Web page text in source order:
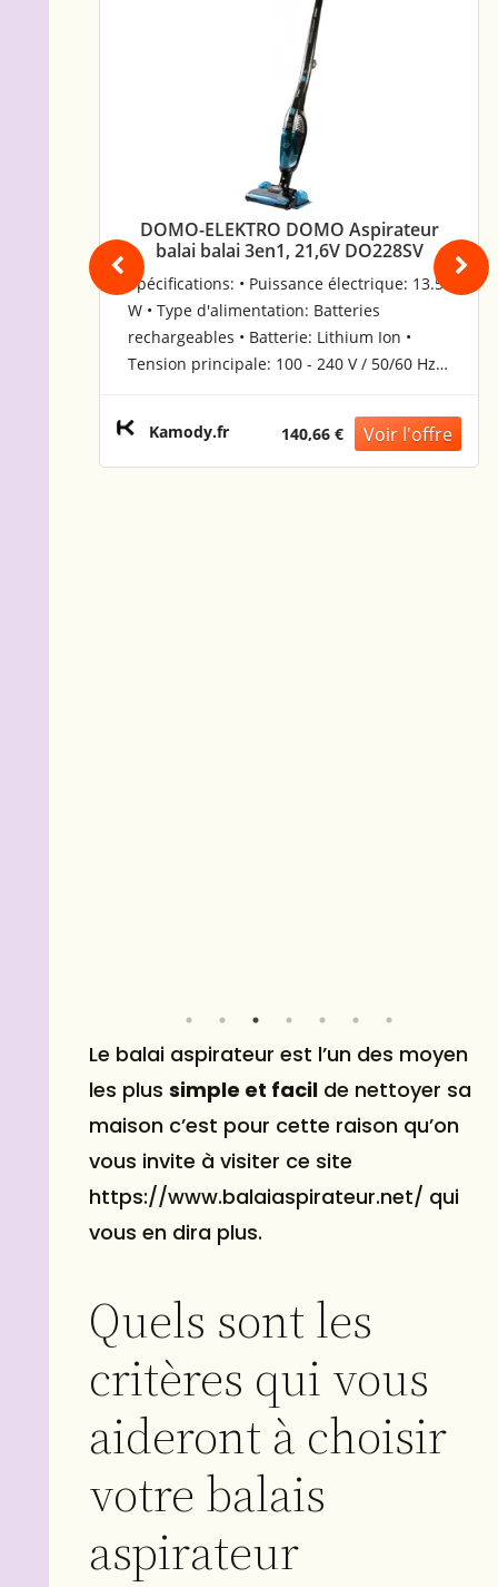
DOMO-ELEKTRO DOMO Aspirateur
balai balai 3en1, 21,6V DO228SV
Spécifications: • Puissance électrique: 13.5
W • Type d'alimentation: Batteries
rechargeables • Batterie: Lithium Ion •
Tension principale: 100 - 240 V / 50/60 Hz •
Tension de la batterie: 21.6 V • Autonomie
de fonctionnement: 50 min • Collecte des
poussieres: Sans sac • Capacité du
Kamody.fr 140,66 €
Le balai aspirateur est l’un des moyen
les plus simple et facil de nettoyer sa
maison c’est pour cette raison qu’on
vous invite à visiter ce site
https://www.balaiaspirateur.net/ qui
vous en dira plus.
Quels sont les
critères qui vous
aideront à choisir
votre balais
aspirateur